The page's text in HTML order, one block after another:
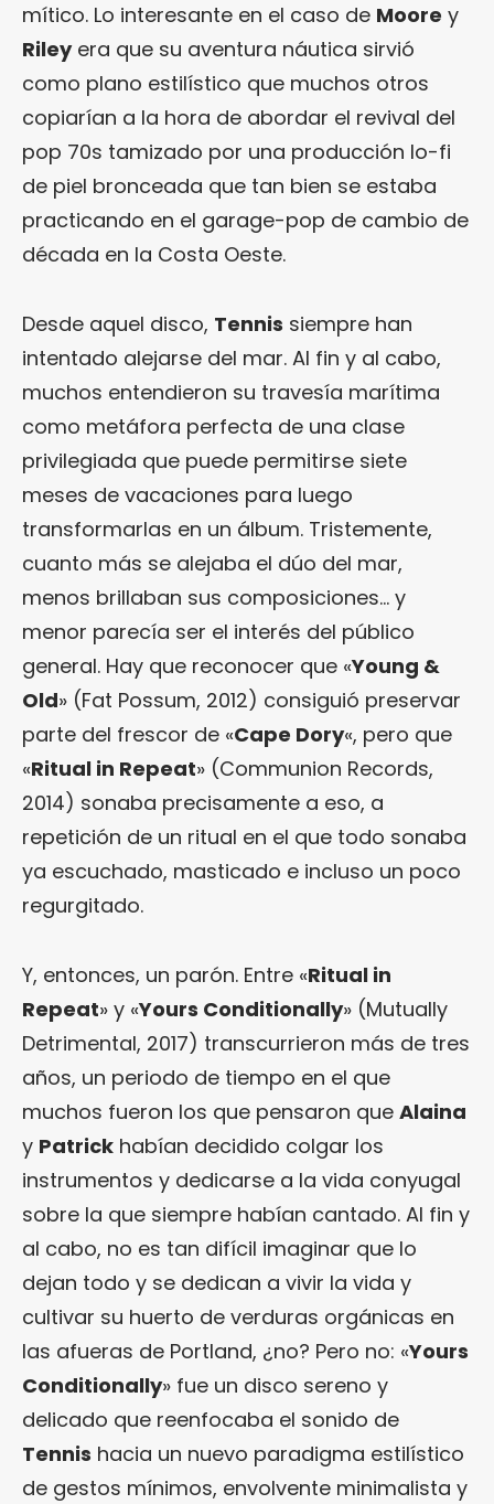
mítico. Lo interesante en el caso de Moore y
Rileyera que su aventura náutica sirvió
como plano estilístico que muchos otros
copiarían a la hora de abordar el revival del
pop 70s tamizado por una producción lo-fi
de piel bronceada que tan bien se estaba
practicando en el garage-pop de cambio de
década en la Costa Oeste.
Desde aquel disco, Tennis siempre han
intentado alejarse del mar. Al fin y al cabo,
muchos entendieron su travesía marítima
como metáfora perfecta de una clase
privilegiada que puede permitirse siete
meses de vacaciones para luego
transformarlas en un álbum. Tristemente,
cuanto más se alejaba el dúo del mar,
menos brillaban sus composiciones… y
menor parecía ser el interés del público
general. Hay que reconocer que «Young &
Old» (Fat Possum, 2012) consiguió preservar
parte del frescor de «Cape Dory«, pero que
«Ritual in Repeat» (Communion Records,
2014) sonaba precisamente a eso, a
repetición de un ritual en el que todo sonaba
ya escuchado, masticado e incluso un poco
regurgitado.
Y, entonces, un parón. Entre «Ritual in
Repeat» y «Yours Conditionally» (Mutually
Detrimental, 2017) transcurrieron más de tres
años, un periodo de tiempo en el que
muchos fueron los que pensaron que Alaina
y Patrick habían decidido colgar los
instrumentos y dedicarse a la vida conyugal
sobre la que siempre habían cantado. Al fin y
al cabo, no es tan difícil imaginar que lo
dejan todo y se dedican a vivir la vida y
cultivar su huerto de verduras orgánicas en
las afueras de Portland, ¿no? Pero no: «Yours
Conditionally» fue un disco sereno y
delicado que reenfocaba el sonido de
Tennis hacia un nuevo paradigma estilístico
de gestos mínimos, envolvente minimalista y